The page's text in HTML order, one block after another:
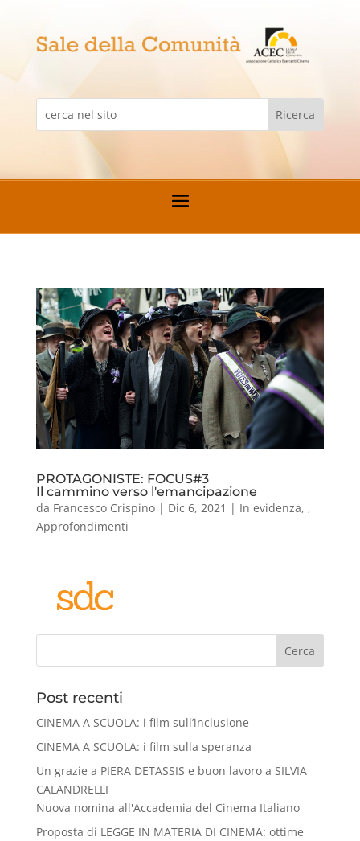
PROTAGONISTE: FOCUS#3
Il cammino verso l'emancipazione
da Francesco Crispino| Dic 6, 2021 | In evidenza, ,
Approfondimenti
Cerca
Post recenti
CINEMA A SCUOLA: i film sull’inclusione
CINEMA A SCUOLA: i film sulla speranza
Un grazie a PIERA DETASSIS e buon lavoro a SILVIA
CALANDRELLI
Nuova nomina all'Accademia del Cinema Italiano
Proposta di LEGGE IN MATERIA DI CINEMA: ottime